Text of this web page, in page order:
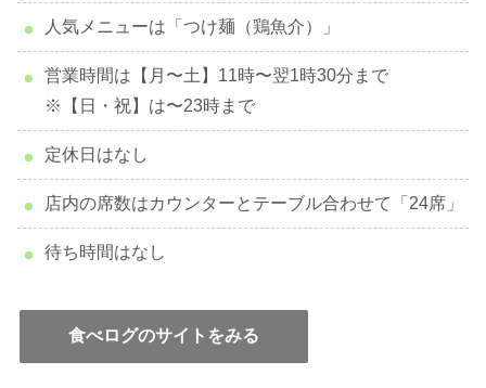
人気メニューは「つけ麺（鶏魚介）」
営業時間は【月〜土】11時〜翌1時30分まで
※【日・祝】は〜23時まで
定休日はなし
店内の席数はカウンターとテーブル合わせて「24席」
待ち時間はなし
食べログのサイトをみる